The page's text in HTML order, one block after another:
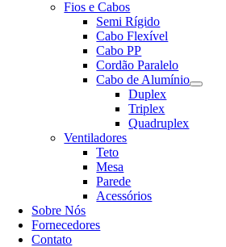
Fios e Cabos
Semi Rígido
Cabo Flexível
Cabo PP
Cordão Paralelo
Cabo de Alumínio
Duplex
Triplex
Quadruplex
Ventiladores
Teto
Mesa
Parede
Acessórios
Sobre Nós
Fornecedores
Contato